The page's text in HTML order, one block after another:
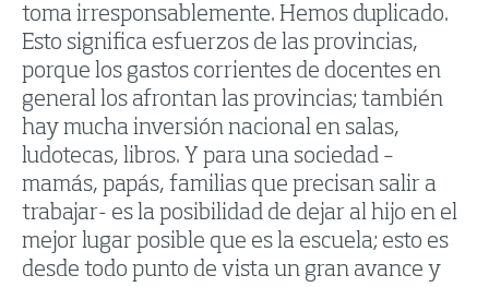
toma irresponsablemente. Hemos duplicado.
Esto significa esfuerzos de las provincias,
porque los gastos corrientes de docentes en
general los afrontan las provincias; también
hay mucha inversión nacional en salas,
ludotecas, libros. Y para una sociedad –
mamás, papás, familias que precisan salir a
trabajar- es la posibilidad de dejar al hijo en el
mejor lugar posible que es la escuela; esto es
desde todo punto de vista un gran avance y